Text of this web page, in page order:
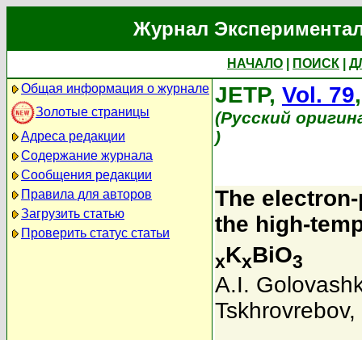
Журнал
НАЧАЛО ПОИСК
Общая информация о журнале
Золотые страницы
Адреса редакции
Содержание журнала
Сообщения редакции
Правила для авторов
Загрузить статью
Проверить статус статьи
JETP, Vol. 79
(Русский
)
The
the high-
xKxBiO3
A.I.
Tskhrovrebov,